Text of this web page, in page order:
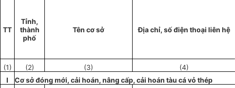
TT
Tỉnh,
thành
phố
Tên cơ sở Địa chỉ, số điện thoại liên hệ
(1)
(2) (3) (4)
I
Cơ sở đóng mới, cải hoán, nâng cấp, cải hoán tàu cá vỏ thép